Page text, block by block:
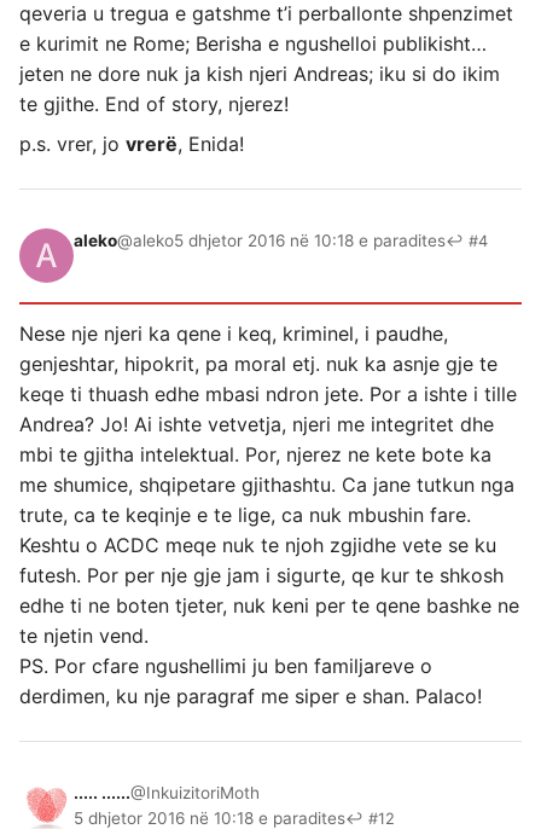
qeveria u tregua e gatshme t’i perballonte shpenzimet
e kurimit ne Rome; Berisha e ngushelloi publikisht…
jeten ne dore nuk ja kish njeri Andreas; iku si do ikim
te gjithe. End of story, njerez!
p.s. vrer, jo vrerë, Enida!
aleko@aleko5 dhjetor 2016 në 10:18 e paradites↩ #4
Nese nje njeri ka qene i keq, kriminel, i paudhe,
genjeshtar, hipokrit, pa moral etj. nuk ka asnje gje te
keqe ti thuash edhe mbasi ndron jete. Por a ishte i tille
Andrea? Jo! Ai ishte vetvetja, njeri me integritet dhe
mbi te gjitha intelektual. Por, njerez ne kete bote ka
me shumice, shqipetare gjithashtu. Ca jane tutkun nga
trute, ca te keqinje e te lige, ca nuk mbushin fare.
Keshtu o ACDC meqe nuk te njoh zgjidhe vete se ku
futesh. Por per nje gje jam i sigurte, qe kur te shkosh
edhe ti ne boten tjeter, nuk keni per te qene bashke ne
te njetin vend.
PS. Por cfare ngushellimi ju ben familjareve o
derdimen, ku nje paragraf me siper e shan. Palaco!
..... ......@InkuizitoriMoth
5 dhjetor 2016 në 10:18 e paradites↩ #12